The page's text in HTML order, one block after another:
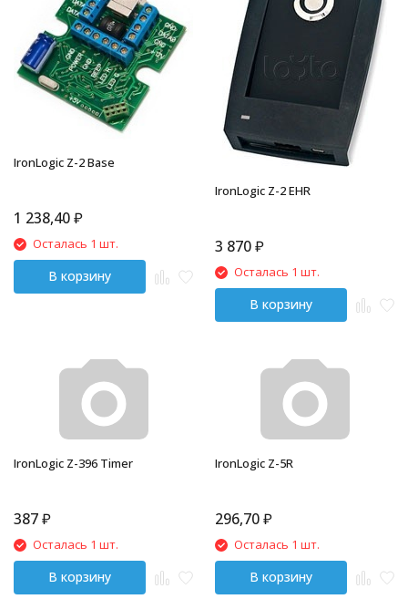
IronLogic Z-2 Base
1 238,40₽
Осталась 1 шт.
В корзину
IronLogic Z-2 EHR
3 870₽
Осталась 1 шт.
В корзину
IronLogic Z-396 Timer
387₽
Осталась 1 шт.
В корзину
IronLogic Z-5R
296,70₽
Осталась 1 шт.
В корзину